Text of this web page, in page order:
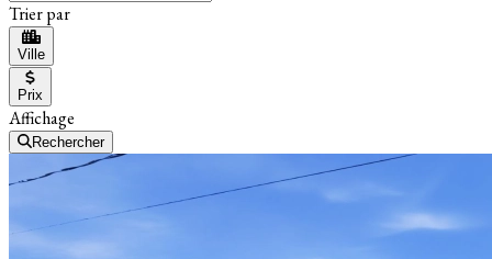
Trier par
Ville
Prix
Affichage
Rechercher